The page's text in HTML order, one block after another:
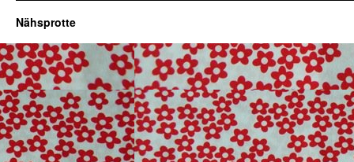
Nähsprotte